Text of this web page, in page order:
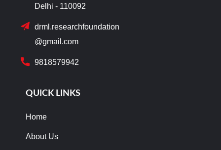
Delhi - 110092
drml.researchfoundation
@gmail.com
9818579942
QUICK LINKS
Home
About Us